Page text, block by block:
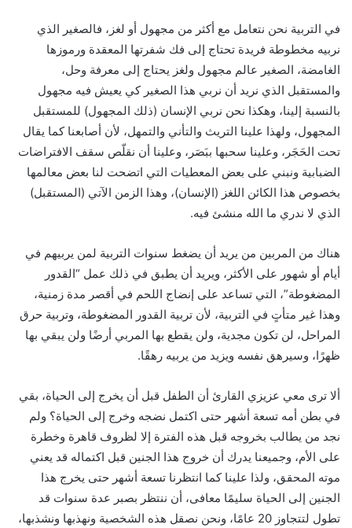
في التربية نحن نتعامل مع أكثر من مجهول أو لغز، فالصغير الذي
نربيه مخطوطة فريدة تحتاج إلى فك شفرتها المعقدة ورموزها
الغامضة، الصغير عالم مجهول ولغز يحتاج إلى معرفة وحل،
والمستقبل الذي نريد أن نربي هذا الصغير كي يعيش فيه مجهول
بالنسبة إلينا، وهكذا نحن نربي الإنسان (ذلك المجهول) للمستقبل
المجهول، ولهذا علينا التريث والتأني والتمهل، لأن أصابعنا كما يقال
تحت الحَجَر، وعلينا سحبها ببَصَر، وعلينا أن نقلّص سقف الافتراضات
الضبابية ونبني على بعض المعطيات التي اتضحت لنا بعض معالمها
بخصوص هذا الكائن اللغز (الإنسان)، وهذا الزمن الآتي (المستقبل)
الذي لا ندري ما الله منشئ فيه.
هناك من المربين من يريد أن يضغط سنوات التربية لمن يربيهم في
أيام أو شهور على الأكثر، ويريد أن يطبق في ذلك عمل “القدور
المضغوطة”، التي تساعد على إنضاج اللحم في أقصر مدة زمنية،
وهذا غير متأتٍ في التربية، لأن تربية القدور المضغوطة، وتربية حرق
المراحل، لن تكون مجدية، ولن يقطع بها المربي أرضًا ولن يبقي بها
ظهرًا، وسيرهق نفسه ويزيد من يربيه رهقًا.
ألا ترى معي عزيزي القارئ أن الطفل قبل أن يخرج إلى الحياة، بقي
في بطن أمه تسعة أشهر حتى اكتمل نضجه وخرج إلى الحياة؟ ولم
نجد من يطالب بخروجه قبل هذه الفترة إلا لظروف قاهرة وخطرة
على الأم، وجميعنا يدرك أن خروج هذا الجنين قبل اكتماله قد يعني
موته المحقق، ولذا علينا كما انتظرنا تسعة أشهر حتى يخرج هذا
الجنين إلى الحياة سليمًا معافى، أن ننتظر بصبر عدة سنوات قد
تطول لتتجاوز 20 عامًا، ونحن نصقل هذه الشخصية ونهذبها ونشذبها،